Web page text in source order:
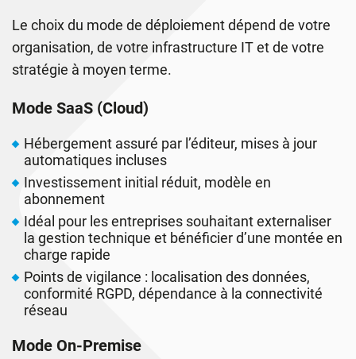
Le choix du mode de déploiement dépend de votre
organisation, de votre infrastructure IT et de votre
stratégie à moyen terme.
Mode SaaS (Cloud)
Hébergement assuré par l’éditeur, mises à jour
automatiques incluses
Investissement initial réduit, modèle en
abonnement
Idéal pour les entreprises souhaitant externaliser
la gestion technique et bénéficier d’une montée en
charge rapide
Points de vigilance : localisation des données,
conformité RGPD, dépendance à la connectivité
réseau
Mode On-Premise